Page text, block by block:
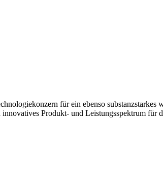
für ein ebenso substanzstarkes
Produkt- und Leistungsspektrum